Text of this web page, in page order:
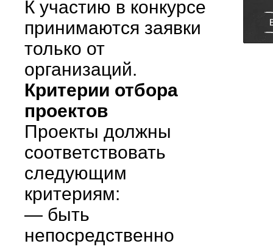
К участию в конкурсе
принимаются заявки
только от
организаций.
Критерии отбора
проектов
Проекты должны
соответствовать
следующим
критериям:
— быть
непосредственно